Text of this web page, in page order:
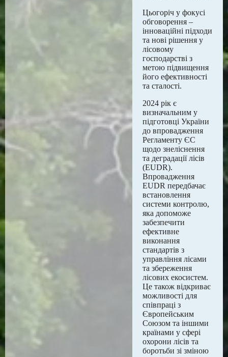
Цьогоріч у фокусі
обговорення –
інноваційні підходи
та нові рішення у
лісовому
господарстві з
метою підвищення
його ефективності
та сталості.
2024 рік є
визначальним у
підготовці України
до впровадження
Регламенту ЄС
щодо знеліснення
та деградації лісів
(EUDR).
Впровадження
EUDR передбачає
встановлення
системи контролю,
яка допоможе
забезпечити
ефективне
виконання
стандартів з
управління лісами
та збереження
лісових екосистем.
Це також відкриває
можливості для
співпраці з
Європейським
Союзом та іншими
країнами у сфері
охорони лісів та
боротьби зі зміною